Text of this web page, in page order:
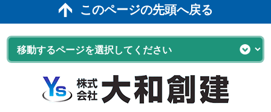
このページの先頭へ戻る